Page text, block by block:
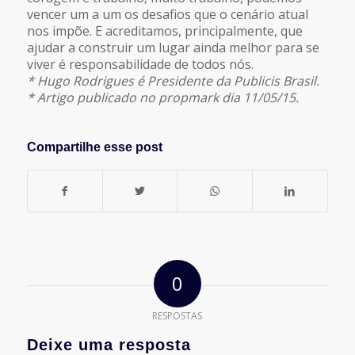
vencer um a um os desafios que o cenário atual
nos impõe. E acreditamos, principalmente, que
ajudar a construir um lugar ainda melhor para se
viver é responsabilidade de todos nós.
* Hugo Rodrigues é Presidente da Publicis Brasil.
* Artigo publicado no propmark dia 11/05/15.
Compartilhe esse post
0
RESPOSTAS
Deixe uma resposta